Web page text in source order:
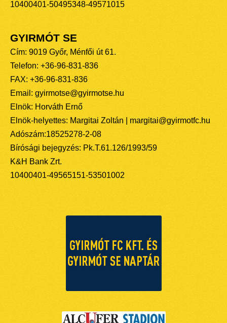
10400401-50495348-49571015
GYIRMÓT SE
Cím: 9019 Győr, Ménfői út 61.
Telefon: +36-96-831-836
FAX: +36-96-831-836
Email: gyirmotse@gyirmotse.hu
Elnök: Horváth Ernő
Elnök-helyettes: Margitai Zoltán | margitai@gyirmotfc.hu
Adószám:18525278-2-08
Bírósági bejegyzés: Pk.T.61.126/1993/59
K&H Bank Zrt.
10400401-49565151-53501002